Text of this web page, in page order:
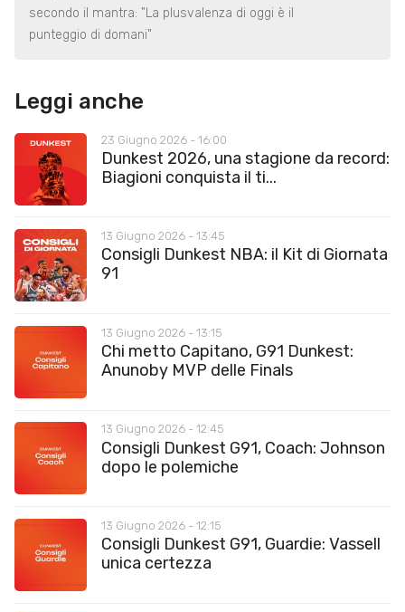
secondo il mantra: "La plusvalenza di oggi è il
punteggio di domani"
Leggi anche
23 Giugno 2026 - 16:00
Dunkest 2026, una stagione da record:
Biagioni conquista il ti...
13 Giugno 2026 - 13:45
Consigli Dunkest NBA: il Kit di Giornata
91
13 Giugno 2026 - 13:15
Chi metto Capitano, G91 Dunkest:
Anunoby MVP delle Finals
13 Giugno 2026 - 12:45
Consigli Dunkest G91, Coach: Johnson
dopo le polemiche
13 Giugno 2026 - 12:15
Consigli Dunkest G91, Guardie: Vassell
unica certezza